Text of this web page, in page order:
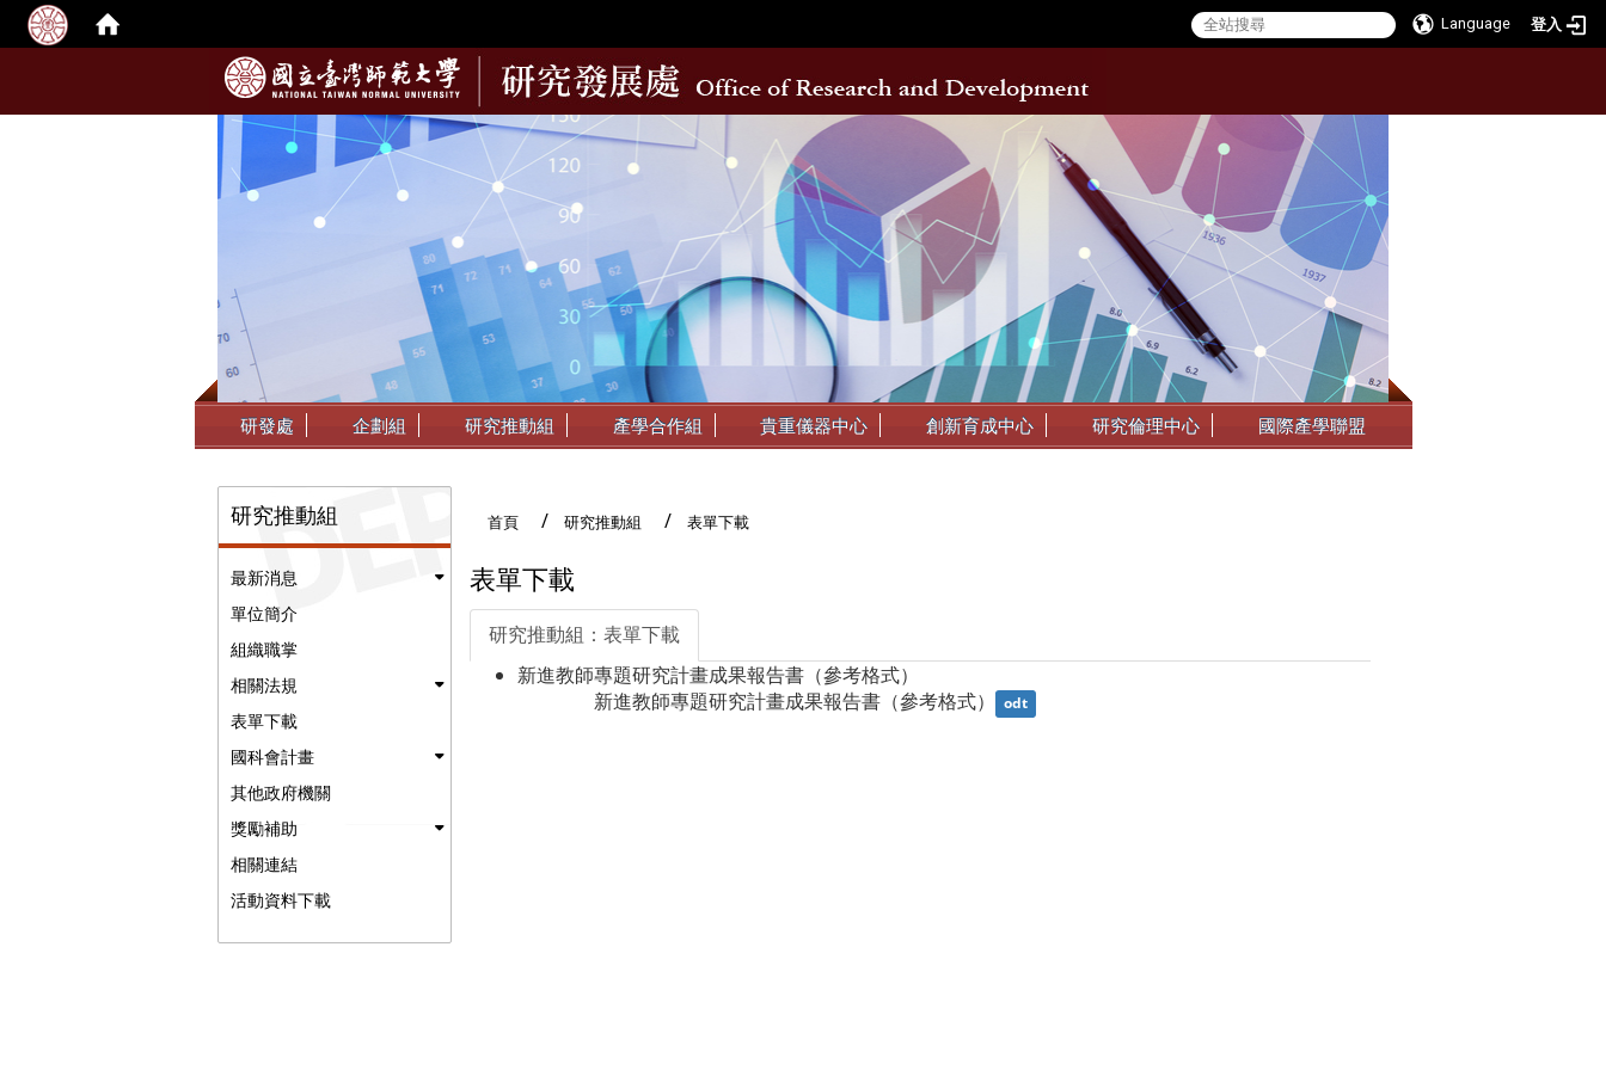
Language 登入
::: 研發處 企劃組 研究推動組 產學合作組 貴重儀器中心 創新育成中心 研究倫理中心 國際產學聯盟
研究推動組
最新消息
單位簡介
組織職掌
相關法規
表單下載
國科會計畫
其他政府機關
獎勵補助
相關連結
活動資料下載
首頁 研究推動組 表單下載
表單下載
研究推動組：表單下載
新進教師專題研究計畫成果報告書（參考格式）
                新進教師專題研究計畫成果報告書（參考格式）
odt